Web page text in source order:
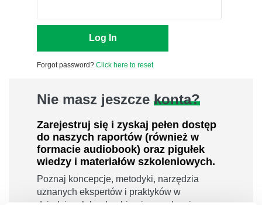
Forgot password? Click here to reset
Nie masz jeszcze konta?
Zarejestruj się i zyskaj pełen dostęp
do naszych raportów (również w
formacie audiobook) oraz pigułek
wiedzy i materiałów szkoleniowych.
Poznaj koncepcje, metodyki, narzędzia
uznanych ekspertów i praktyków w